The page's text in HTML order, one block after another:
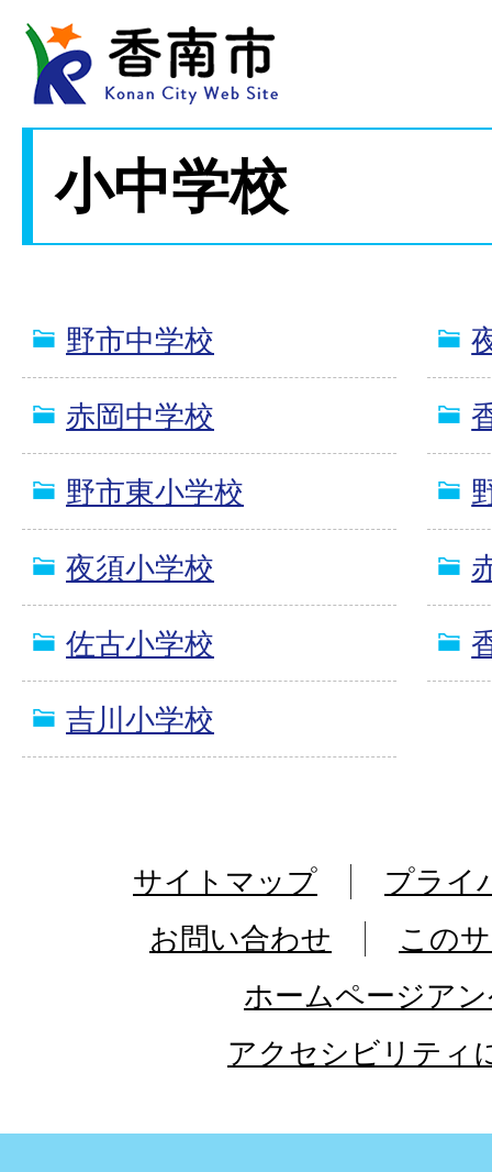
小中学校
野市中学校
赤岡中学校
野市東小学校
夜須小学校
佐古小学校
吉川小学校
サイトマップ
プライ
お問い合わせ
この
ホームページア
アクセシビリティ